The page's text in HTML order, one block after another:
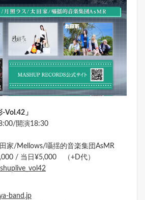
-Vol.42 」
開演18:30
家/Mellows/囁揺的音楽集団AsMR
/ 当日¥5,000 （+D代）
band.jp